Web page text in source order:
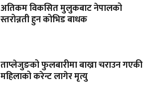
अतिकम विकसित मुलुकबाट नेपालको
स्तरोन्नती हुन कोभिड बाधक
ताप्लेजुङको फुलबारीमा बाख्रा चराउन गएकी
महिलाको करेन्ट लागेर मृत्यु